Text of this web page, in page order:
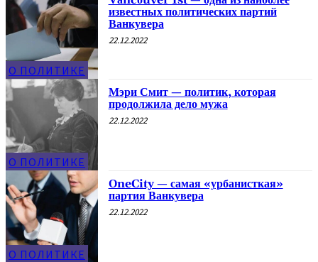
О ПОЛИТИКЕ
известных политических партий
Ванкувера
22.12.2022
О ПОЛИТИКЕ
Мэри Смит — политик, которая
продолжила дело мужа
22.12.2022
О ПОЛИТИКЕ
ОneCity — самая «урбанисткая»
партия Ванкувера
22.12.2022